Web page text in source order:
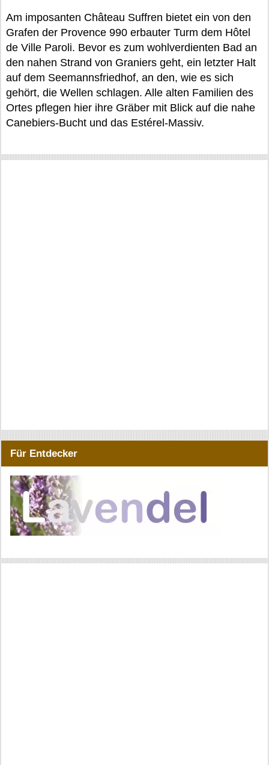
Am imposanten Château Suffren bietet ein von den
Grafen der Provence 990 erbauter Turm dem Hôtel
de Ville Paroli. Bevor es zum wohlverdienten Bad an
den nahen Strand von Graniers geht, ein letzter Halt
auf dem Seemannsfriedhof, an den, wie es sich
gehört, die Wellen schlagen. Alle alten Familien des
Ortes pflegen hier ihre Gräber mit Blick auf die nahe
Canebiers-Bucht und das Estérel-Massiv.
Für Entdecker